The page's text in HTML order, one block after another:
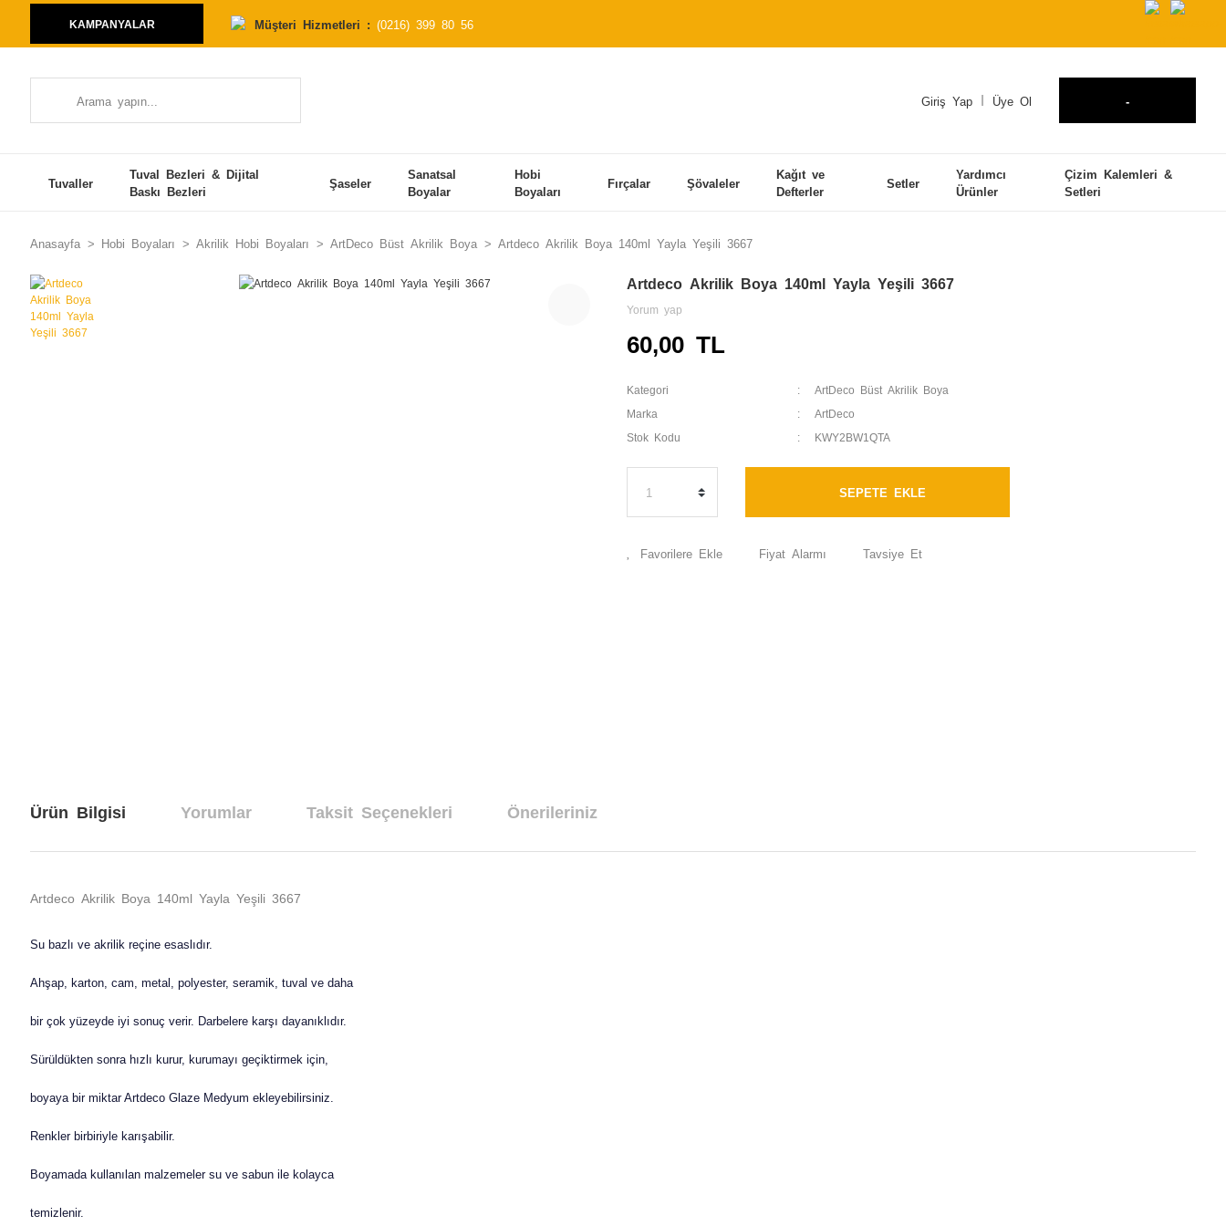
KAMPANYALAR Müşteri Hizmetleri : (0216) 399 80 56
Giriş Yap Üye Ol -
Tuvaller
Tuval Bezleri & Dijital
Baskı Bezleri
Şaseler
Sanatsal
Boyalar
Hobi
Boyaları
Fırçalar Şövaleler
Kağıt ve
Defterler
Setler
Yardımcı
Ürünler
Çizim Kalemleri &
Setleri
Anasayfa Hobi Boyaları Akrilik Hobi Boyaları ArtDeco Büst Akrilik Boya Artdeco Akrilik Boya 140ml Yayla Yeşili 3667
Artdeco Akrilik Boya 140ml Yayla Yeşili 3667
Yorum yap
60,00 TL
Kategori ArtDeco Büst Akrilik Boya
Marka ArtDeco
Stok Kodu KWY2BW1QTA
SEPETE EKLE
Fiyat Alarmı Tavsiye Et
Ürün Bilgisi Yorumlar Taksit Seçenekleri Önerileriniz
Artdeco Akrilik Boya 140ml Yayla Yeşili 3667
Su bazlı ve akrilik reçine esaslıdır.
Ahşap, karton, cam, metal, polyester, seramik, tuval ve daha
bir çok yüzeyde iyi sonuç verir. Darbelere karşı dayanıklıdır.
Sürüldükten sonra hızlı kurur, kurumayı geçiktirmek için,
boyaya bir miktar Artdeco Glaze Medyum ekleyebilirsiniz.
Renkler birbiriyle karışabilir.
Boyamada kullanılan malzemeler su ve sabun ile kolayca
temizlenir.